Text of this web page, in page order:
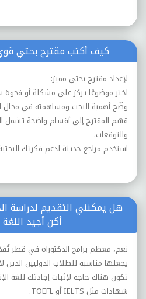
كيف أكتب مقترح بحثي قوي
لإعداد مقترح بحثي مميز:
اختر موضوعًا يركز على مشكلة أو فجوة
وضّح أهمية البحث ومساهمته في مجال
قسّم المقترح إلى أقسام واضحة تشمل
والتوقعات.
استخدم مراجع حديثة لدعم فكرتك
هل يمكنني التقديم لدراسة
أكن أجيد اللغة
نعم، معظم برامج الدكتوراه في قطر
يجعلها مناسبة للطلاب الدوليين الذين
تكون هناك حاجة لإثبات إجادتك للغة
شهادات مثل IELTS أو TOEFL.